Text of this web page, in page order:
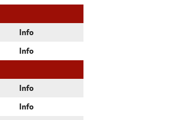
Info
Info
Info
Info